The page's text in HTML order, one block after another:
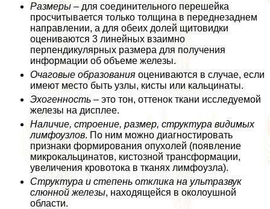
Размеры – для соединительного перешейка
просчитывается только толщина в переднезаднем
направлении, а для обеих долей щитовидки
оцениваются 3 линейных взаимно
перпендикулярных размера для получения
информации об объеме железы.
Очаговые образования оцениваются в случае, если
имеют место быть узлы, кисты или кальцинаты.
Эхогенность – это тон, оттенок ткани исследуемой
железы на дисплее.
Наличие, строение, размер, структура видимых
лимфоузлов. По ним можно диагностировать
признаки формирования опухолей (появление
микрокальцинатов, кистозной трaнcформации,
увеличения кровотока в тканях лимфоузла).
Структура и степень отклика на ультразвук
слюнной железы, находящейся в околоушной
области.